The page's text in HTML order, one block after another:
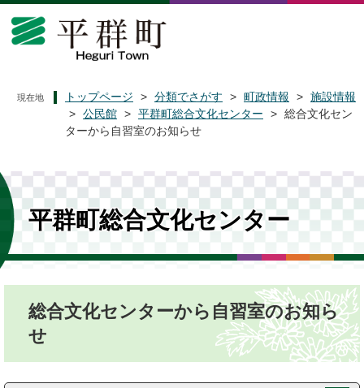
ペ
メ
文
へ
現在地 トップページ > 分類でさがす > 町政情報 > 施設情報
> 公民館 > 平群町総合文化センター > 総合文化セン
ターから自習室のお知らせ
平群町総合文化センター
総合文化センターから自習室のお知ら
せ